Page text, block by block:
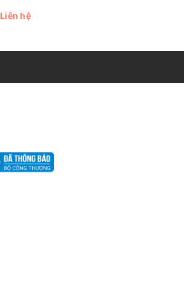
Liên hệ